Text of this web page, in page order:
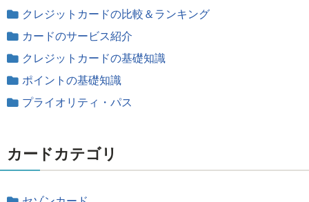
クレジットカードの比較＆ランキング
カードのサービス紹介
クレジットカードの基礎知識
ポイントの基礎知識
プライオリティ・パス
カードカテゴリ